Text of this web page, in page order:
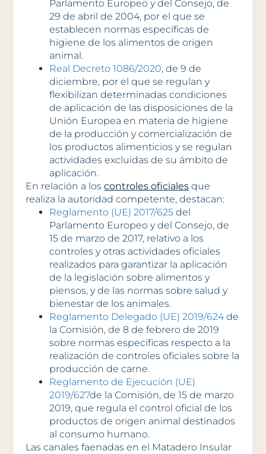
Parlamento Europeo y del Consejo, de
29 de abril de 2004, por el que se
establecen normas específicas de
higiene de los alimentos de origen
animal.
Real Decreto 1086/2020, de 9 de
diciembre, por el que se regulan y
flexibilizan determinadas condiciones
de aplicación de las disposiciones de la
Unión Europea en materia de higiene
de la producción y comercialización de
los productos alimenticios y se regulan
actividades excluidas de su ámbito de
aplicación.
En relación a loscontroles oficiales que
realiza la autoridad competente, destacan:
Reglamento (UE) 2017/625 del
Parlamento Europeo y del Consejo, de
15 de marzo de 2017, relativo a los
controles y otras actividades oficiales
realizados para garantizar la aplicación
de la legislación sobre alimentos y
piensos, y de las normas sobre salud y
bienestar de los animales.
Reglamento Delegado (UE) 2019/624de
la Comisión, de 8 de febrero de 2019
sobre normas específicas respecto a la
realización de controles oficiales sobre la
producción de carne.
Reglamento de Ejecución (UE)
2019/627de la Comisión, de 15 de marzo
2019, que regula el control oficial de los
productos de origen animal destinados
al consumo humano.
Las canales faenadas en el Matadero Insular